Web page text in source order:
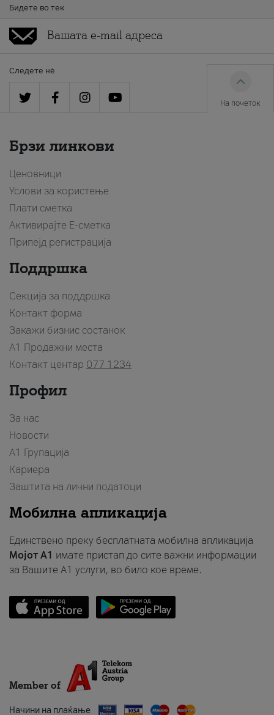
Бидете во тек
Следете нè
На почеток
Брзи линкови
Ценовници
Услови за користење
Плати сметка
Активирајте Е-сметка
Припејд регистрација
Поддршка
Секција за поддршка
Контакт форма
Закажи бизнис состанок
A1 Продажни места
Контакт центар 077 1234
Профил
За нас
Новости
А1 Групација
Кариера
Заштита на лични податоци
Мобилна апликација
Единствено преку бесплатната мобилна апликација
Мојот A1 имате пристап до сите важни информации
за Вашите A1 услуги, во било кое време.
Member of
Начини на плаќање